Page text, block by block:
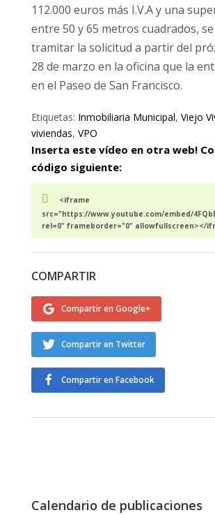
112.000 euros más I.V.A y una
entre 50 y 65 metros cuadrados,
tramitar la solicitud a partir del
28 de marzo en la oficina que la
en el Paseo de San Francisco.
Etiquetas: Inmobiliaria Municipal, Viejo
viviendas, VPO
Inserta este vídeo en otra web!
código siguiente:
<iframe
src="https://www.youtube.com/embed/
rel=0" frameborder="0" allowfullscreen></
COMPARTIR
Compartir en Google+
Compartir en Twitter
Compartir en Facebook
Calendario de publicaciones